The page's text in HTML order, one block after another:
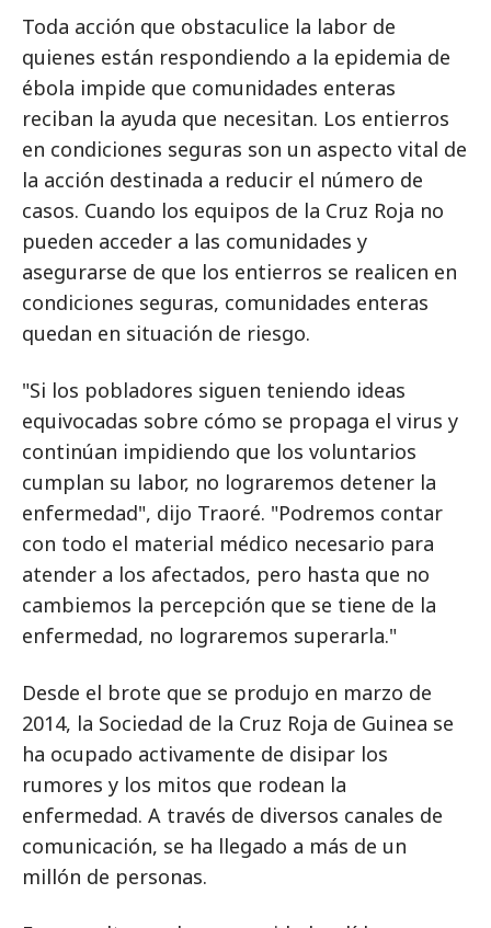
Toda acción que obstaculice la labor de
quienes están respondiendo a la epidemia de
ébola impide que comunidades enteras
reciban la ayuda que necesitan. Los entierros
en condiciones seguras son un aspecto vital de
la acción destinada a reducir el número de
casos. Cuando los equipos de la Cruz Roja no
pueden acceder a las comunidades y
asegurarse de que los entierros se realicen en
condiciones seguras, comunidades enteras
quedan en situación de riesgo.
"Si los pobladores siguen teniendo ideas
equivocadas sobre cómo se propaga el virus y
continúan impidiendo que los voluntarios
cumplan su labor, no lograremos detener la
enfermedad", dijo Traoré. "Podremos contar
con todo el material médico necesario para
atender a los afectados, pero hasta que no
cambiemos la percepción que se tiene de la
enfermedad, no lograremos superarla."
Desde el brote que se produjo en marzo de
2014, la Sociedad de la Cruz Roja de Guinea se
ha ocupado activamente de disipar los
rumores y los mitos que rodean la
enfermedad. A través de diversos canales de
comunicación, se ha llegado a más de un
millón de personas.